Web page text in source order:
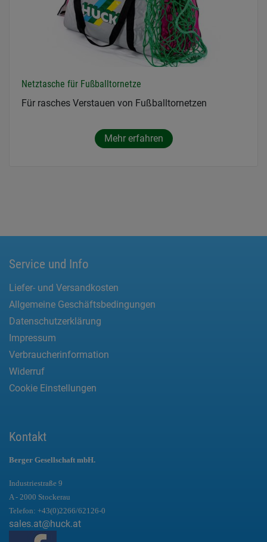
Netztasche für Fußballtornetze
Für rasches Verstauen von Fußballtornetzen
Mehr erfahren
Service und Info
Liefer- und Versandkosten
Allgemeine Geschäftsbedingungen
Datenschutzerklärung
Impressum
Verbraucherinformation
Widerruf
Cookie Einstellungen
Kontakt
Berger Gesellschaft mbH.
Industriestraße 9
A - 2000 Stockerau
Telefon: +43(0)2266/62126-0
sales.at@huck.at